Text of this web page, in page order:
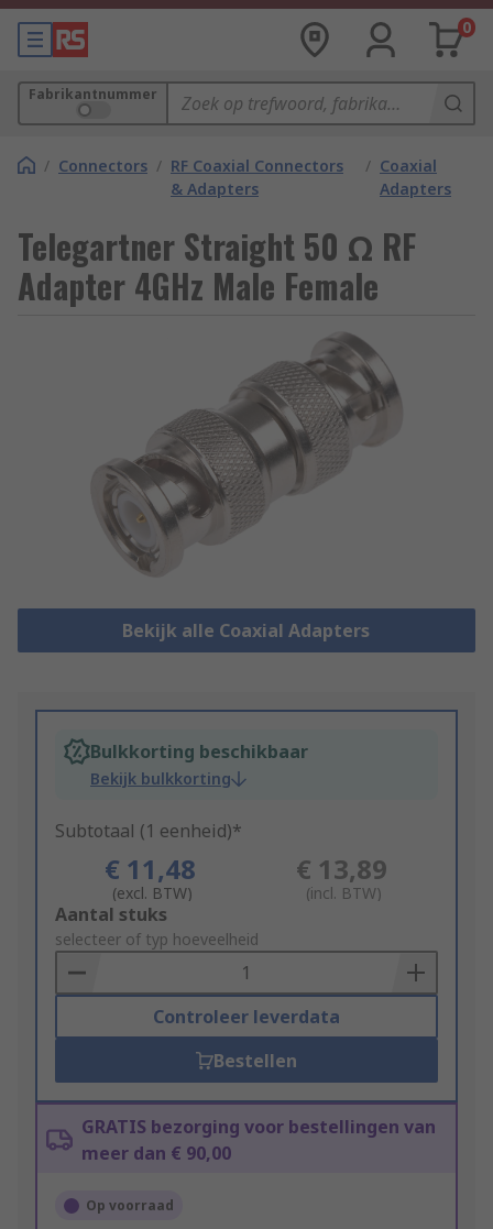
0
Fabrikantnummer
/ Connectors / RF Coaxial Connectors
& Adapters
/ Coaxial
Adapters
Telegartner Straight 50 Ω RF
Adapter 4GHz Male Female
Bekijk alle Coaxial Adapters
Bulkkorting beschikbaar
Bekijk bulkkorting
Subtotaal (1 eenheid)*
€ 11,48
(excl. BTW)
€ 13,89
(incl. BTW)
Add
to
Basket
Aantal stuks
selecteer of typ hoeveelheid
Controleer leverdata
Bestellen
GRATIS bezorging voor bestellingen van
meer dan € 90,00
Op voorraad